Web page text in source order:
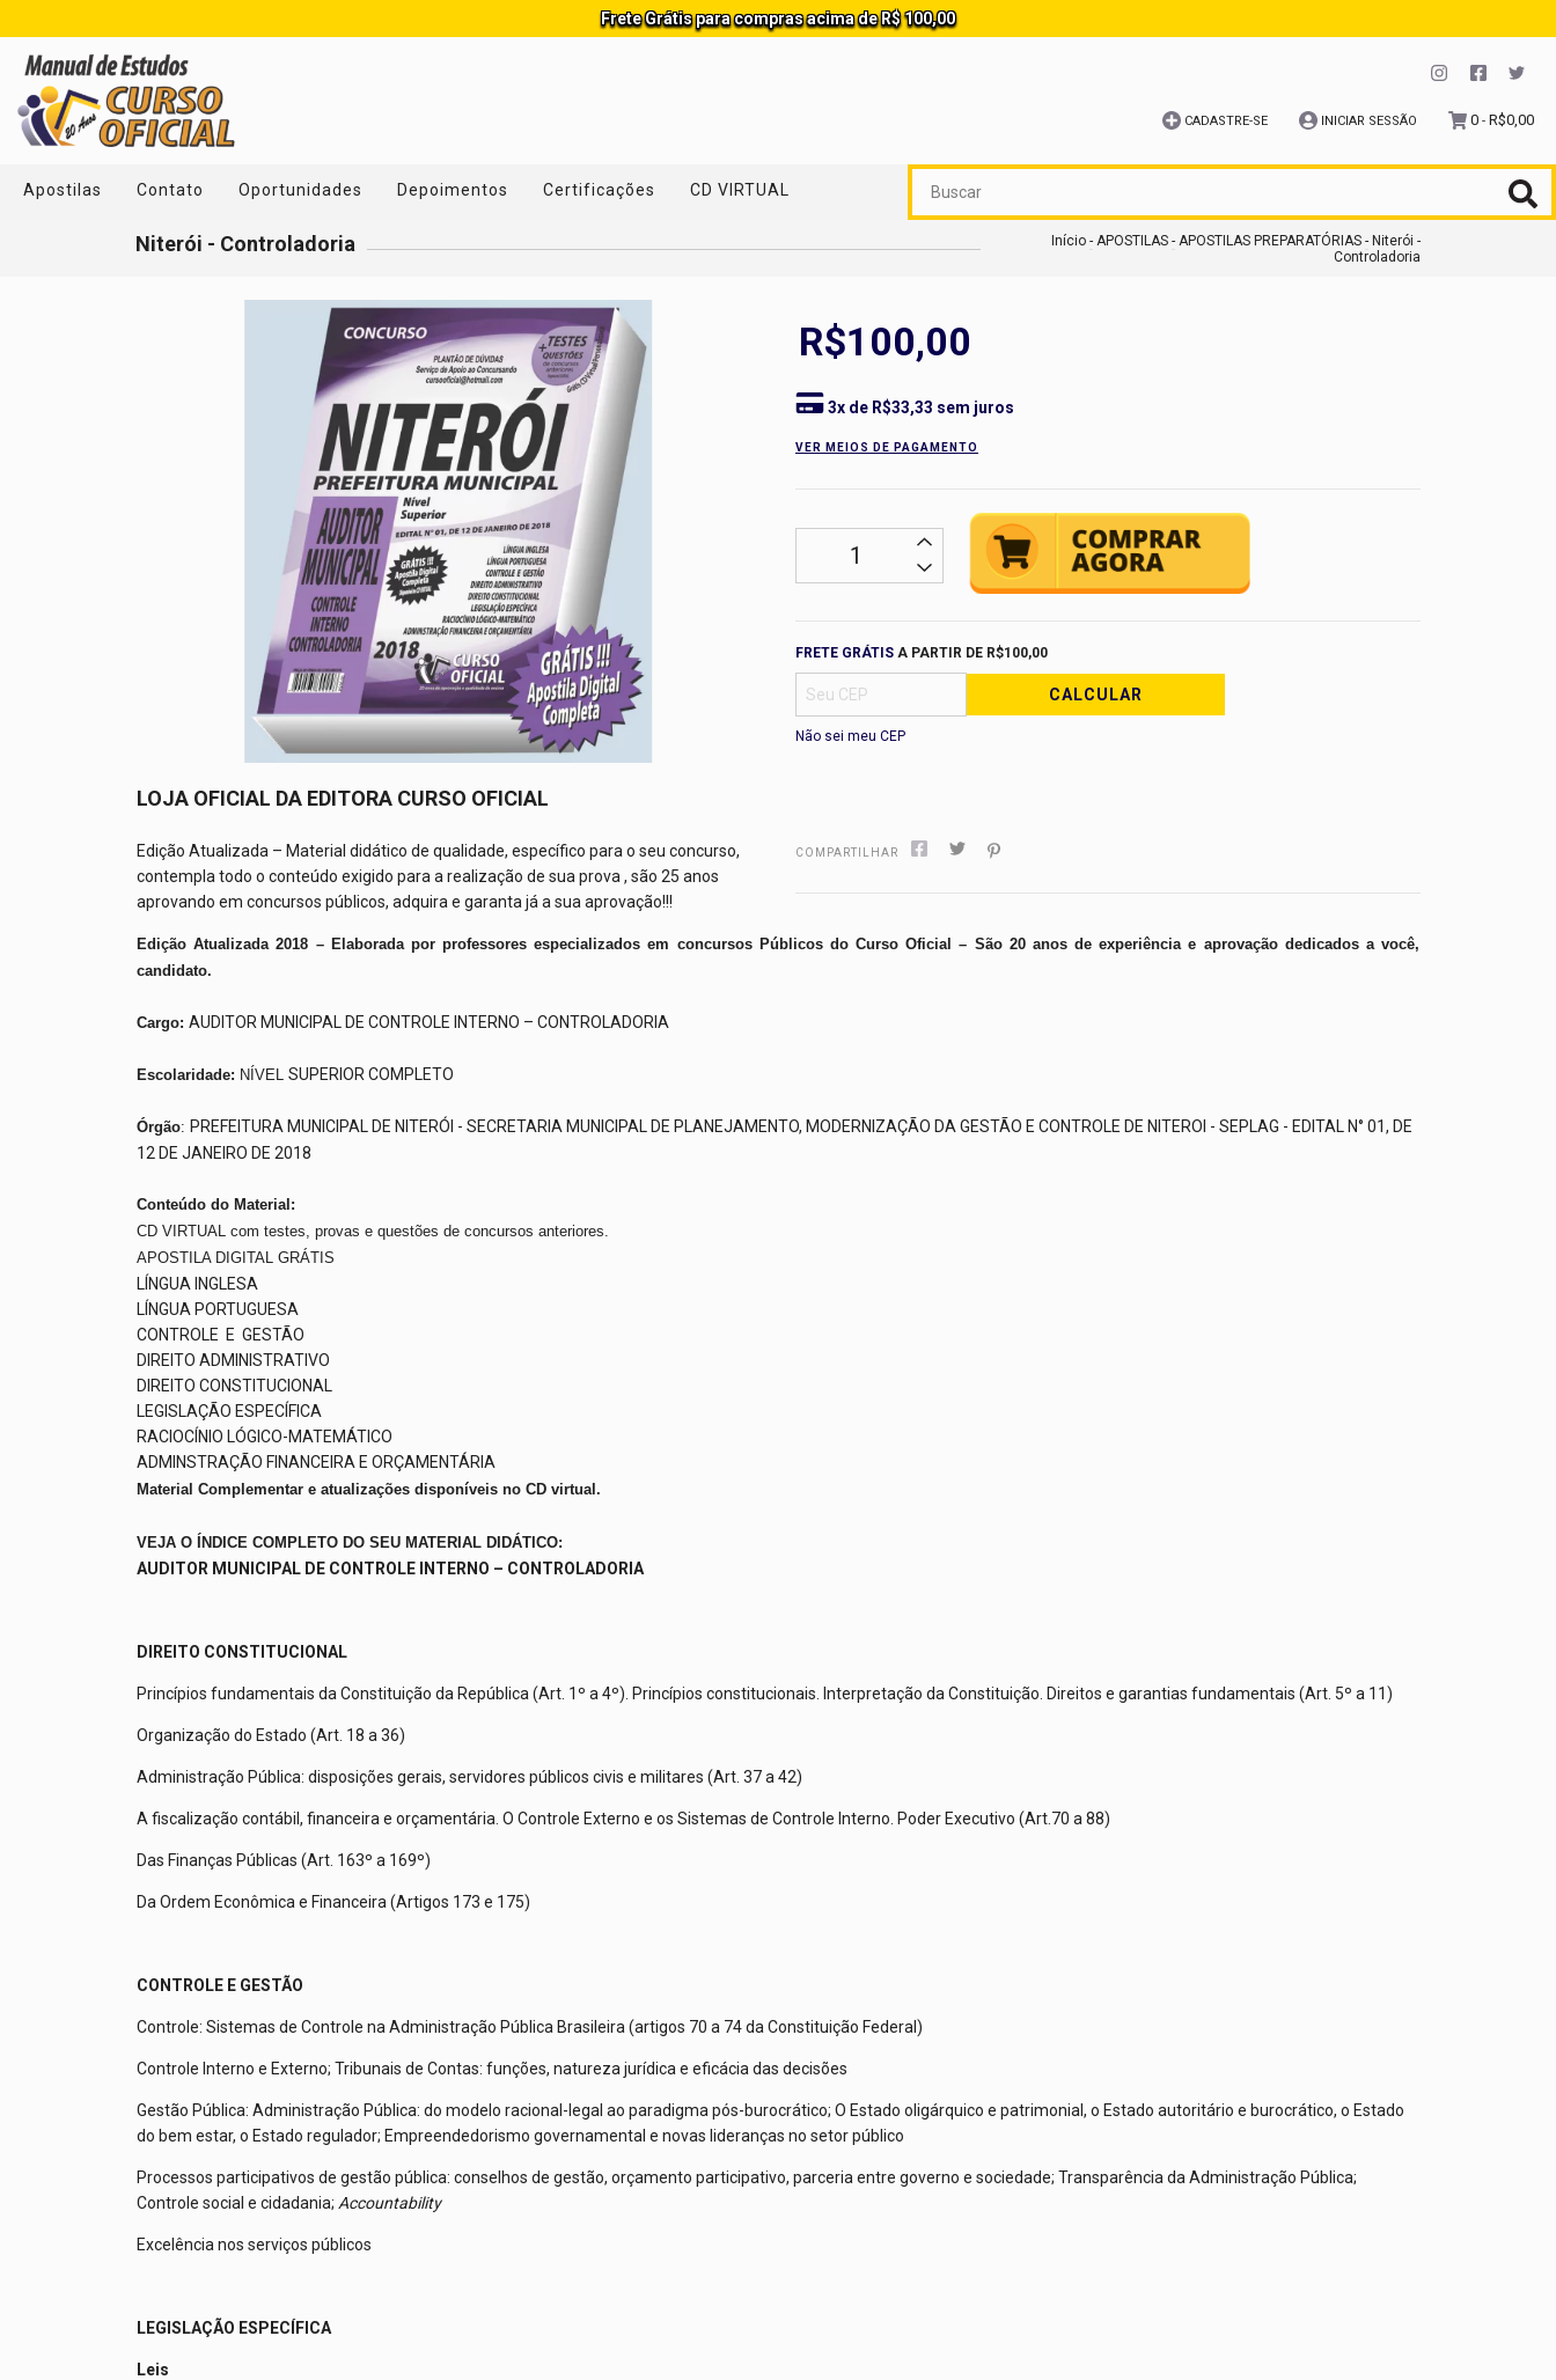
Frete Grátis para compras acima de R$ 100,00
CADASTRE-SE INICIAR SESSÃO 0 - R$0,00
Apostilas Contato Oportunidades Depoimentos Certificações CD VIRTUAL
Niterói - Controladoria Início - APOSTILAS - APOSTILAS PREPARATÓRIAS - Niterói -
Controladoria
LOJA OFICIAL DA EDITORA CURSO OFICIAL
Edição Atualizada – Material didático de qualidade, específico para o seu concurso,
contempla todo o conteúdo exigido para a realização de sua prova , são 25 anos
aprovando em concursos públicos, adquira e garanta já a sua aprovação!!!
R$100,00
3x de R$33,33 sem juros
VER MEIOS DE PAGAMENTO
Frete grátis R$100,00
FRETE GRÁTIS A PARTIR DE R$100,00
CALCULAR
Não sei meu CEP
COMPARTILHAR
Edição Atualizada 2018 – Elaborada por professores especializados em concursos Públicos do Curso Oficial – São 20 anos de experiência e aprovação dedicados a você,
candidato.
Cargo: AUDITOR MUNICIPAL DE CONTROLE INTERNO – CONTROLADORIA
Escolaridade: NÍVEL SUPERIOR COMPLETO
Órgão: PREFEITURA MUNICIPAL DE NITERÓI - SECRETARIA MUNICIPAL DE PLANEJAMENTO, MODERNIZAÇÃO DA GESTÃO E CONTROLE DE NITEROI - SEPLAG - EDITAL N° 01, DE
12 DE JANEIRO DE 2018
Conteúdo do Material:
CD VIRTUAL com testes, provas e questões de concursos anteriores.
APOSTILA DIGITAL GRÁTIS
LÍNGUA INGLESA
LÍNGUA PORTUGUESA
CONTROLE E GESTÃO
DIREITO ADMINISTRATIVO
DIREITO CONSTITUCIONAL
LEGISLAÇÃO ESPECÍFICA
RACIOCÍNIO LÓGICO-MATEMÁTICO
ADMINSTRAÇÃO FINANCEIRA E ORÇAMENTÁRIA
Material Complementar e atualizações disponíveis no CD virtual.
VEJA O ÍNDICE COMPLETO DO SEU MATERIAL DIDÁTICO:
AUDITOR MUNICIPAL DE CONTROLE INTERNO – CONTROLADORIA
DIREITO CONSTITUCIONAL
Princípios fundamentais da Constituição da República (Art. 1º a 4º). Princípios constitucionais. Interpretação da Constituição. Direitos e garantias fundamentais (Art. 5º a 11)
Organização do Estado (Art. 18 a 36)
Administração Pública: disposições gerais, servidores públicos civis e militares (Art. 37 a 42)
A fiscalização contábil, financeira e orçamentária. O Controle Externo e os Sistemas de Controle Interno. Poder Executivo (Art.70 a 88)
Das Finanças Públicas (Art. 163º a 169º)
Da Ordem Econômica e Financeira (Artigos 173 e 175)
CONTROLE E GESTÃO
Controle: Sistemas de Controle na Administração Pública Brasileira (artigos 70 a 74 da Constituição Federal)
Controle Interno e Externo; Tribunais de Contas: funções, natureza jurídica e eficácia das decisões
Gestão Pública: Administração Pública: do modelo racional-legal ao paradigma pós-burocrático; O Estado oligárquico e patrimonial, o Estado autoritário e burocrático, o Estado
do bem estar, o Estado regulador; Empreendedorismo governamental e novas lideranças no setor público
Processos participativos de gestão pública: conselhos de gestão, orçamento participativo, parceria entre governo e sociedade; Transparência da Administração Pública;
Controle social e cidadania; Accountability
Excelência nos serviços públicos
LEGISLAÇÃO ESPECÍFICA
Leis